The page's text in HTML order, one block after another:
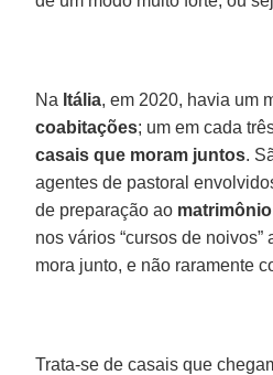
Na Itália, em 2020, havia um
coabitações; um em cada
casais que moram juntos.
agentes de pastoral
de preparação ao matrimônio
nos vários “cursos de
mora junto, e não raramente
Trata-se de casais que